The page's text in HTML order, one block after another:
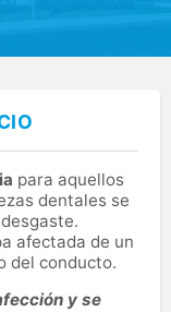
para aquellos
dentales se
afectada de un
del conducto.
y se